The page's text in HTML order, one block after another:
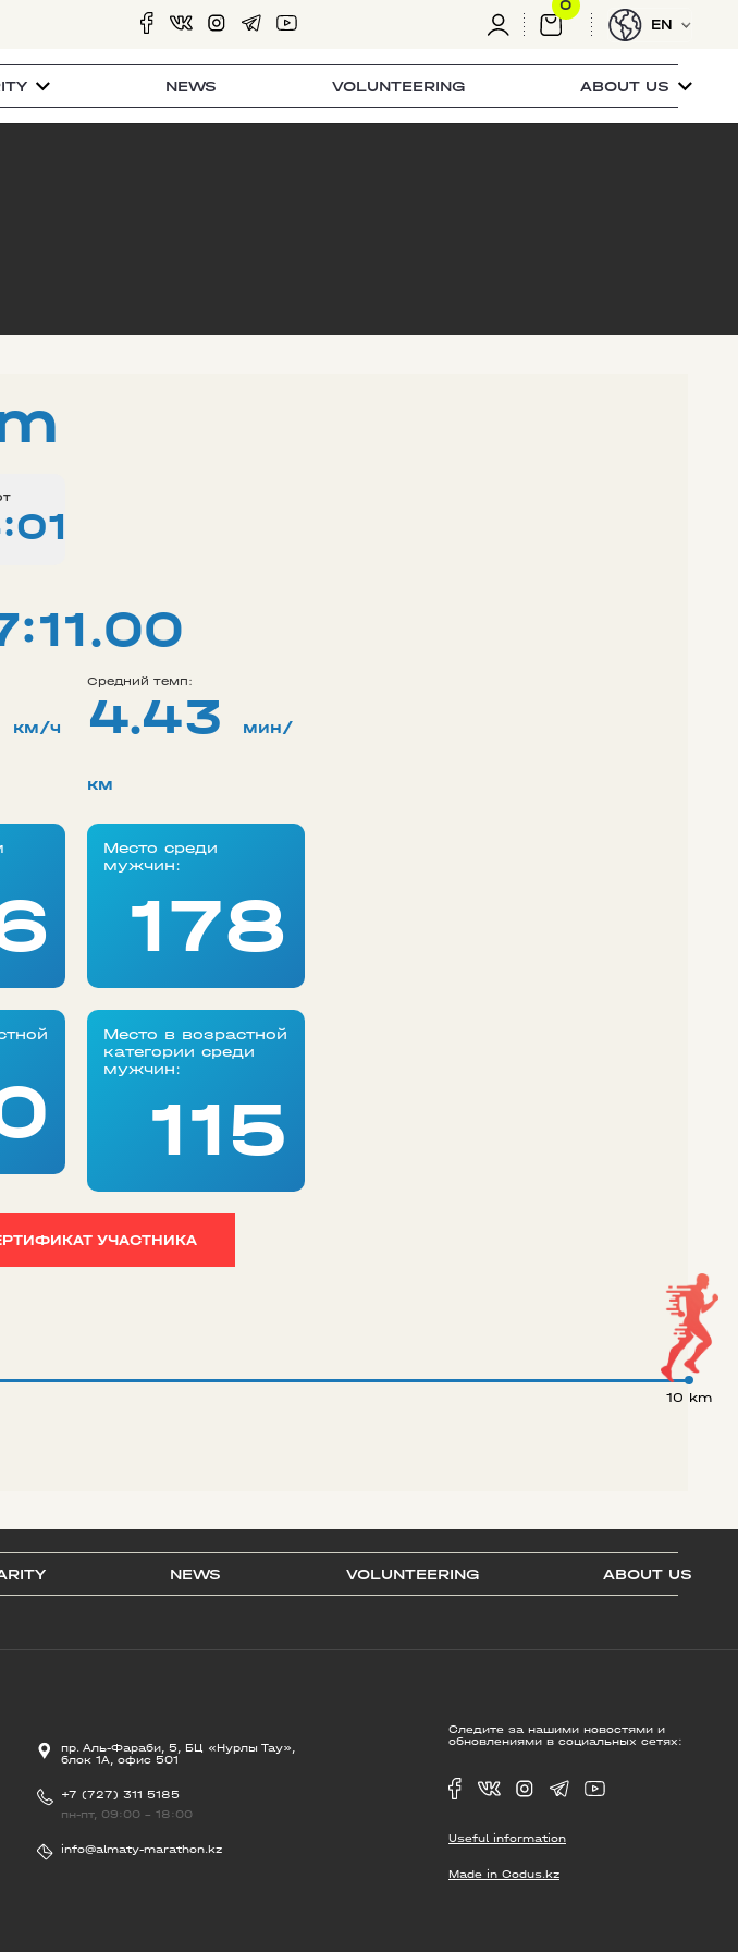
0
EN
NEWS VOLUNTEERING ABOUT US
км/ч
Средний темп:
4.43 мин/
км
Место среди
мужчин:
178
Место в возрастной
категории среди
мужчин:
115
УЧАСТНИКА
10 km
NEWS VOLUNTEERING ABOUT US
пр. Аль-Фараби, 5, БЦ «Нурлы Тау»,
блок 1А, офис 501
+7 (727) 311 5185
пн-пт, 09:00 - 18:00
info@almaty-marathon.kz
Следите за нашими новостями и
обновлениями в социальных сетях:
Useful information
Made in Codus.kz